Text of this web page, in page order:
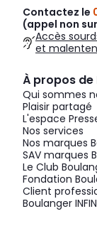
Contactez le
(appel non
Accès
et
À propos de
Qui sommes
Plaisir partagé
L'espace
Nos services
Nos marques
SAV marques
Le Club
Fondation
Client
Boulanger